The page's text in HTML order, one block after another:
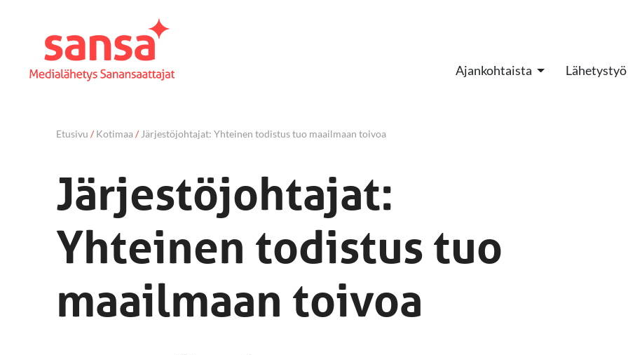
Ajankohtaista Lähetystyö
Etusivu /Kotimaa/ Järjestöjohtajat: Yhteinen todistus tuo maailmaan toivoa
Järjestöjohtajat:
Yhteinen todistus tuo
maailmaan toivoa